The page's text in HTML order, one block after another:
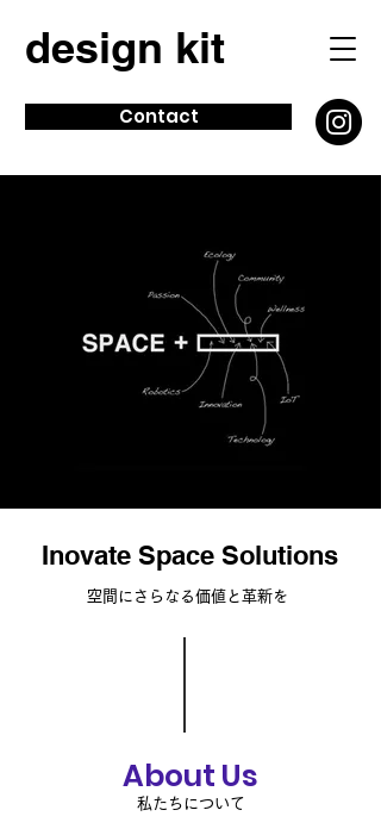
design kit
Contact
Inovate Space Solutions
空間にさらなる価値と革新を
About Us
私たちについて